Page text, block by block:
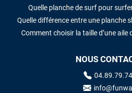
Quelle planche de surf pour
Quelle différence entre une planche
Comment choisir la taille d’une
NOUS